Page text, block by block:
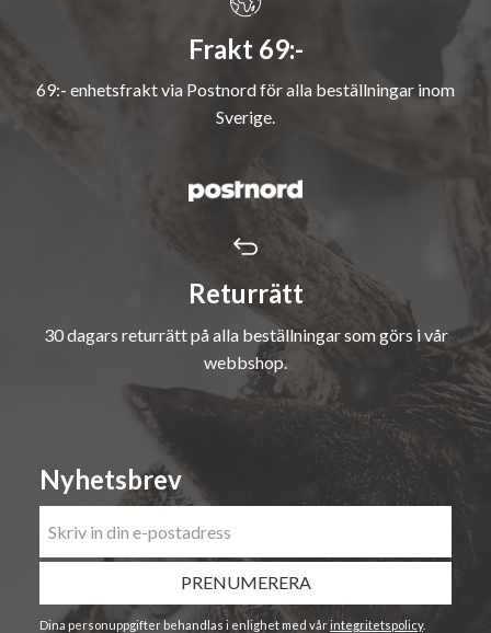
Frakt 69:-
69:- enhetsfrakt via Postnord för alla beställningar inom
Sverige.
Returrätt
30 dagars returrätt på alla beställningar som görs i vår
webbshop.
Nyhetsbrev
PRENUMERERA
Dina personuppgifter behandlas i enlighet med vårintegritetspolicy.